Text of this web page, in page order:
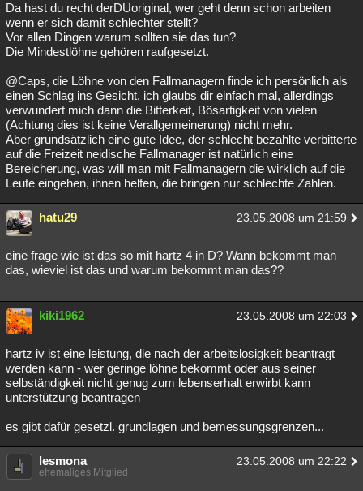
Da hast du recht derDUoriginal, wer geht denn schon arbeiten
wenn er sich damit schlechter stellt?
Vor allen Dingen warum sollten sie das tun?
Die Mindestlöhne gehören raufgesetzt.
@Caps, die Löhne von den Fallmanagern finde ich persönlich als
einen Schlag ins Gesicht, ich glaubs dir einfach mal, allerdings
verwundert mich dann die Bitterkeit, Bösartigkeit von vielen
(Achtung dies ist keine Verallgemeinerung) nicht mehr.
Aber grundsätzlich eine gute Idee, der schlecht bezahlte verbitterte
auf die Freizeit neidische Fallmanager ist natürlich eine
Bereicherung, was will man mit Fallmanagern die wirklich auf die
Leute eingehen, ihnen helfen, die bringen nur schlechte Zahlen.
hatu29 23.05.2008 um 21:59
eine frage wie ist das so mit hartz 4 in D? Wann bekommt man
das, wieviel ist das und warum bekommt man das??
kiki1962 23.05.2008 um 22:03
hartz iv ist eine leistung, die nach der arbeitslosigkeit beantragt
werden kann - wer geringe löhne bekommt oder aus seiner
selbständigkeit nicht genug zum lebenserhalt erwirbt kann
unterstützung beantragen
es gibt dafür gesetzl. grundlagen und bemessungsgrenzen...
lesmona 23.05.2008 um 22:22
ehemaliges Mitglied